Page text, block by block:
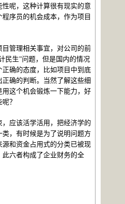
呢，这种计算很有现实的意
序员的机会成本，作为项目
管理相关事宜，对公司的前
民生”问题，但是国内的情况
确的态度，比如项目中到底
确的判断。当然了解这些细
这个机会锻炼一下能力，好
？
应该活学活用，把经济学的
，有时候是为了说明问题方
和资金占用式的分类已被现
六者构成了企业财务的全